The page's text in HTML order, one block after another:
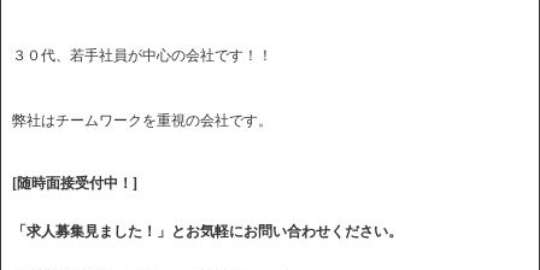
３０代、若手社員が中心の会社です！！
弊社はチームワークを重視の会社です。
[随時面接受付中！]
「求人募集見ました！」とお気軽にお問い合わせください。